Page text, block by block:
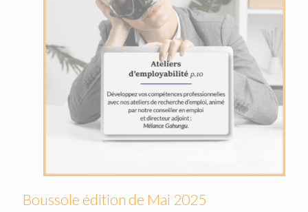
Boussole édition de Mai 2025